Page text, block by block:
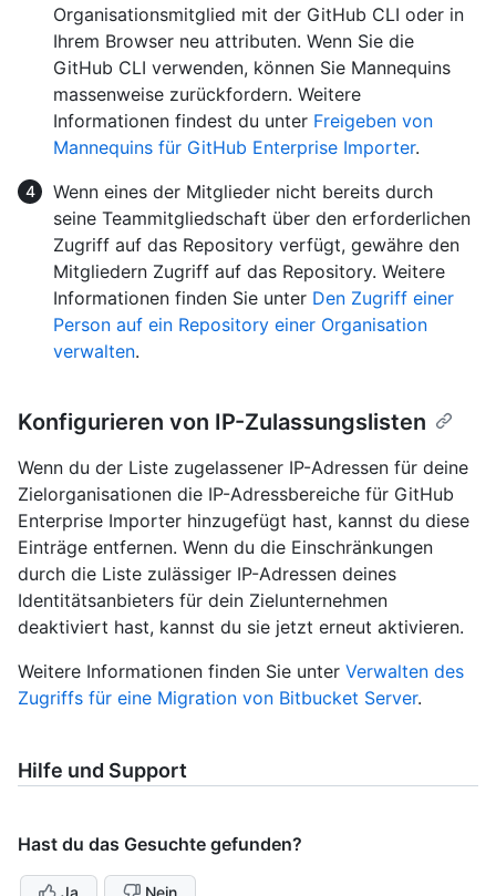
Organisationsmitglied mit der GitHub CLI oder in
Ihrem Browser neu attributen. Wenn Sie die
GitHub CLI verwenden, können Sie Mannequins
massenweise zurückfordern. Weitere
Informationen findest du unter Freigeben von
Mannequins für GitHub Enterprise Importer.
Wenn eines der Mitglieder nicht bereits durch
seine Teammitgliedschaft über den erforderlichen
Zugriff auf das Repository verfügt, gewähre den
Mitgliedern Zugriff auf das Repository. Weitere
Informationen finden Sie unter Den Zugriff einer
Person auf ein Repository einer Organisation
verwalten.
Konfigurieren von IP-Zulassungslisten
Wenn du der Liste zugelassener IP-Adressen für deine
Zielorganisationen die IP-Adressbereiche für GitHub
Enterprise Importer hinzugefügt hast, kannst du diese
Einträge entfernen. Wenn du die Einschränkungen
durch die Liste zulässiger IP-Adressen deines
Identitätsanbieters für dein Zielunternehmen
deaktiviert hast, kannst du sie jetzt erneut aktivieren.
Weitere Informationen finden Sie unter Verwalten des
Zugriffs für eine Migration von Bitbucket Server.
Hilfe und Support
Hast du das Gesuchte gefunden?
Ja Nein